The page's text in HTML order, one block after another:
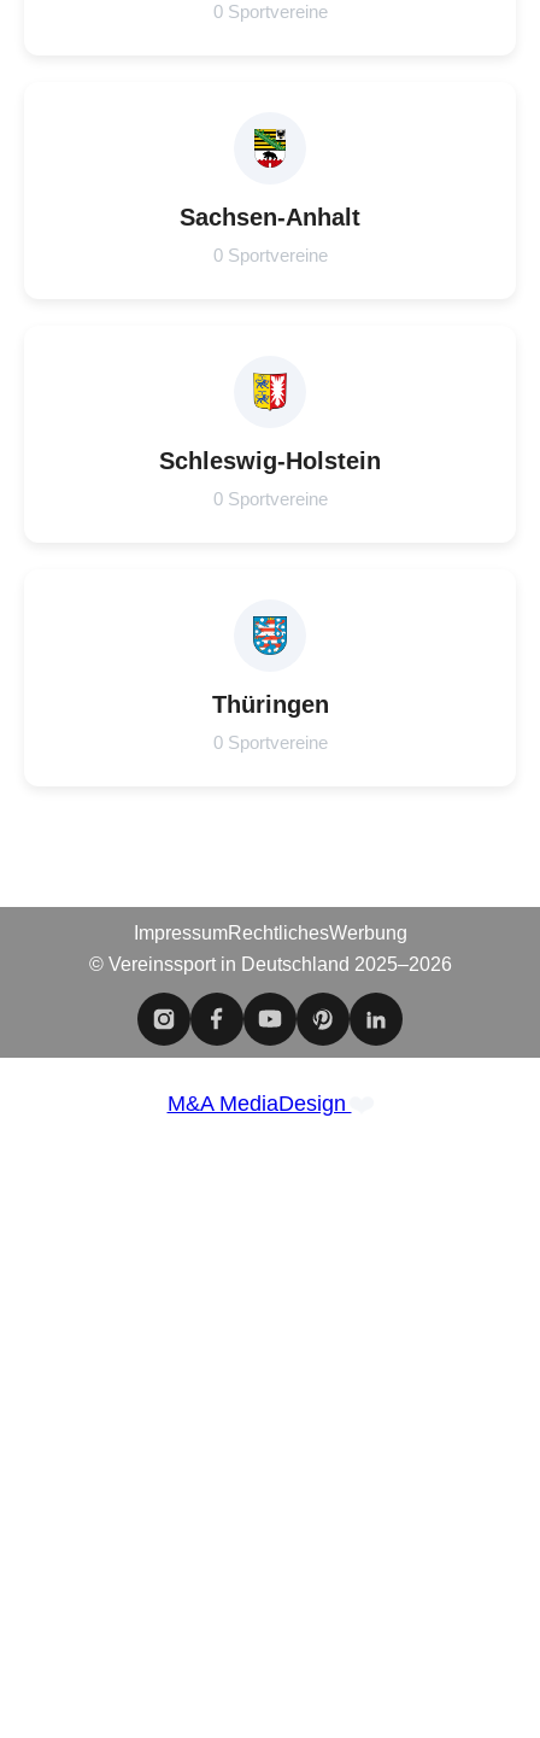
0 Sportvereine
Sachsen-Anhalt
0 Sportvereine
Schleswig-Holstein
0 Sportvereine
Thüringen
0 Sportvereine
ImpressumRechtlichesWerbung
© Vereinssport in Deutschland 2025–2026
M&A MediaDesign